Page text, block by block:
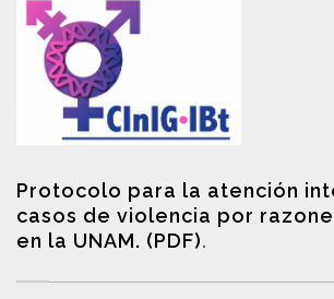
Protocolo para la atención
casos de violencia por
en la UNAM. (PDF).